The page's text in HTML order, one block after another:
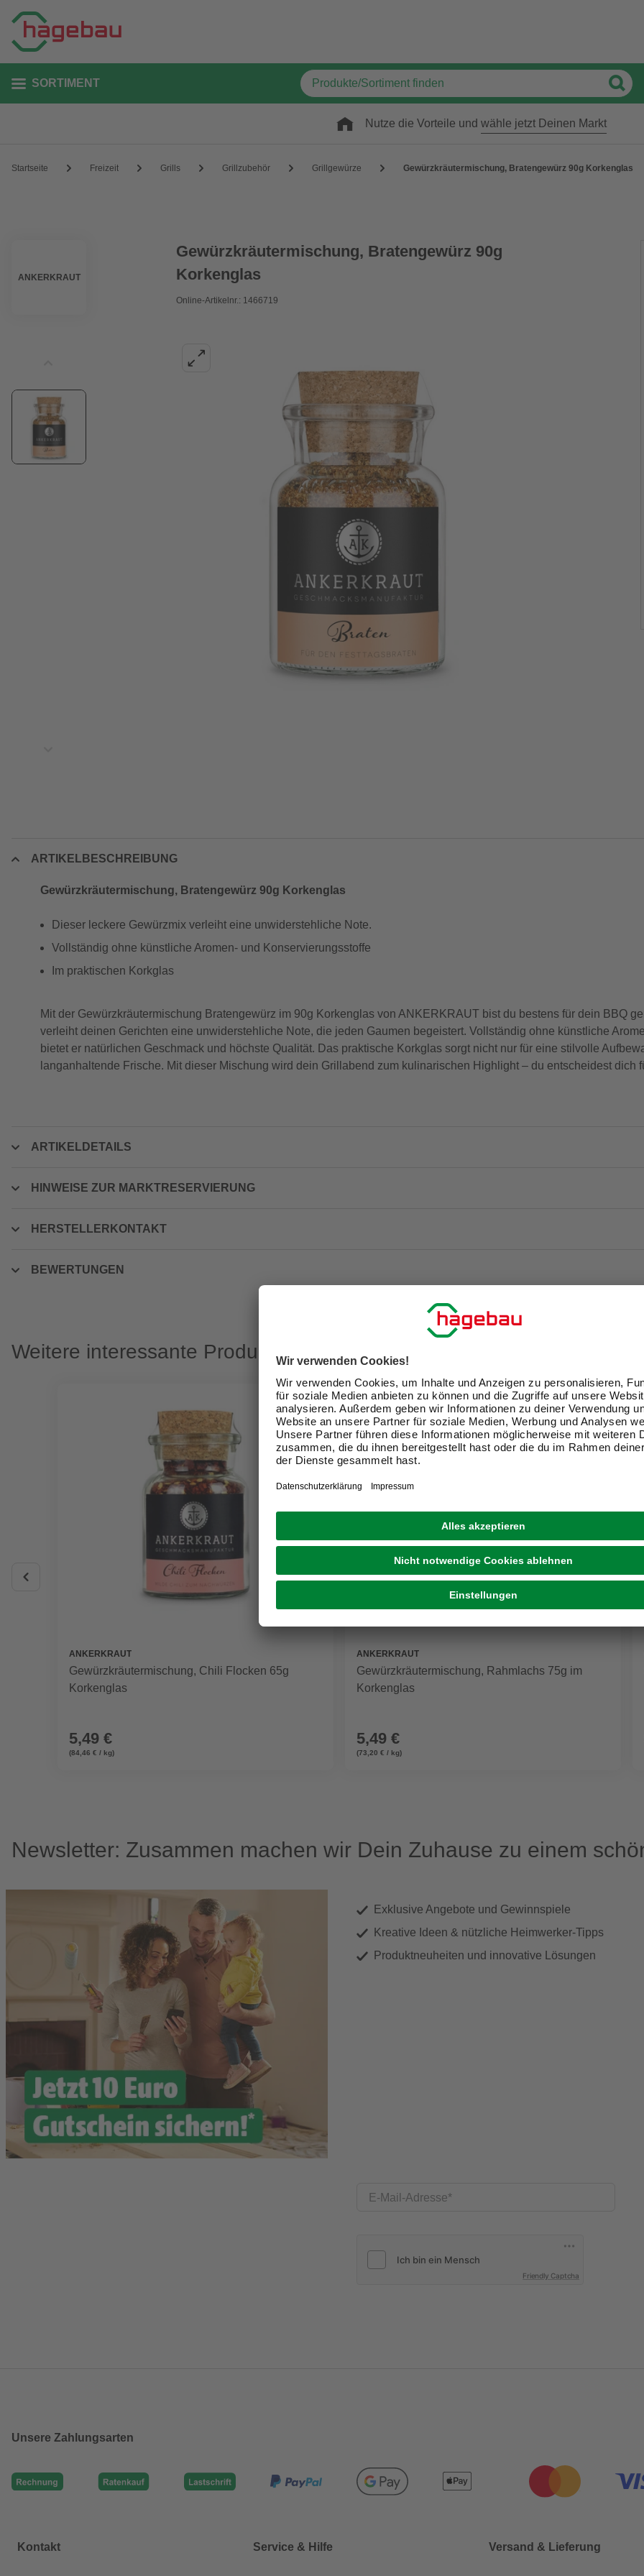
SORTIMENT
Nutze die Vorteile und wähle jetzt Deinen Markt
Startseite Freizeit Grills Grillzubehör Grillgewürze Gewürzkräutermischung, Bratengewürz 90g Korkenglas
ANKERKRAUT
Gewürzkräutermischung, Bratengewürz 90g
Korkenglas
Online-Artikelnr.: 1466719
ARTIKELBESCHREIBUNG
Gewürzkräutermischung, Bratengewürz 90g Korkenglas
Dieser leckere Gewürzmix verleiht eine unwiderstehliche Note.
Vollständig ohne künstliche Aromen- und Konservierungsstoffe
Im praktischen Korkglas
Mit der Gewürzkräutermischung Bratengewürz im 90g Korkenglas von ANKERKRAUT bist du bestens für dein BBQ
verleiht deinen Gerichten eine unwiderstehliche Note, die jeden Gaumen begeistert. Vollständig ohne künstliche
bietet er natürlichen Geschmack und höchste Qualität. Das praktische Korkglas sorgt nicht nur für eine stilvolle
langanhaltende Frische. Mit dieser Mischung wird dein Grillabend zum kulinarischen Highlight – du entscheidest dich
ARTIKELDETAILS
HINWEISE ZUR MARKTRESERVIERUNG
HERSTELLERKONTAKT
BEWERTUNGEN
Weitere interessante Produkte
ANKERKRAUT
Gewürzkräutermischung, Chili Flocken 65g
Korkenglas
5,49 €
(84,46 € / kg)
ANKERKRAUT
Gewürzkräutermischung, Rahmlachs 75g im
Korkenglas
5,49 €
(73,20 € / kg)
Newsletter: Zusammen machen wir Dein Zuhause zu einem
Exklusive Angebote und Gewinnspiele
Kreative Ideen & nützliche Heimwerker-Tipps
Produktneuheiten und innovative Lösungen
E-Mail-Adresse
Friendly Captcha
Unsere Zahlungsarten
Kontakt Service & Hilfe Versand & Lieferung